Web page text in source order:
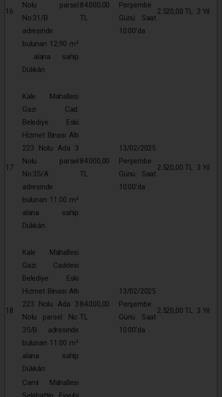
16
Nolu parsel
No:31/B
adresinde
bulunan 12,90 m²
alana sahip
Dükkân
84.000,00
TL
Perşembe
Günü Saat
10:00’da
2.520,00 TL 3 Yıl
17
Kale Mahallesi
Gazi Cad.
Belediye Eski
Hizmet Binası Altı
223 Nolu Ada 3
Nolu parsel
No:35/A
adresinde
bulunan 11.00 m²
alana sahip
Dükkân
84.000,00
TL
13/02/2025
Perşembe
Günü Saat
10:00’da
2.520,00 TL 3 Yıl
18
Kale Mahallesi
Gazi Caddesi
Belediye Eski
Hizmet Binası Altı
223 Nolu Ada 3
Nolu parsel No:
35/B adresinde
bulunan 11.00 m²
alana sahip
Dükkân
84.000,00
TL
13/02/2025
Perşembe
Günü Saat
10:00’da
2.520,00 TL 3 Yıl
Cami Mahallesi